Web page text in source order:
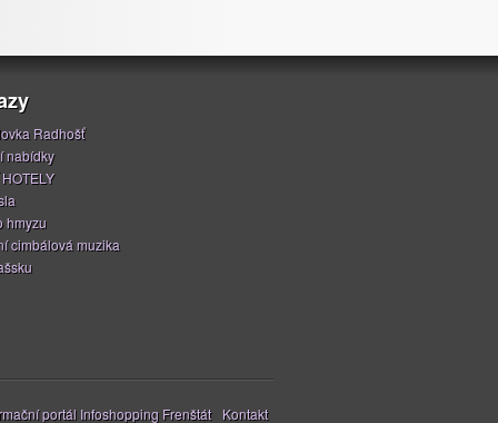
Radhošť
nabídky
hmyzu
cimbálová muzika
portál Infoshopping Frenštát Kontakt